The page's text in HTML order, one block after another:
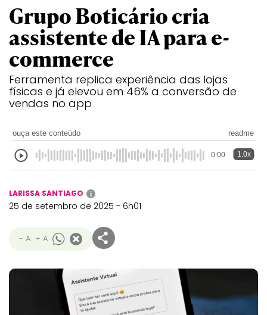
Grupo Boticário cria
assistente de IA para e-
commerce
Ferramenta replica experiência das lojas
físicas e já elevou em 46% a conversão de
vendas no app
ouça este conteúdo readme
0:00 1.0x
LARISSA SANTIAGO i
25 de setembro de 2025 - 6h01
- A + A